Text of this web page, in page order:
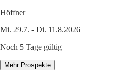
Höffner
Mi. 29.7. - Di. 11.8.2026
Noch 5 Tage gültig
Mehr Prospekte